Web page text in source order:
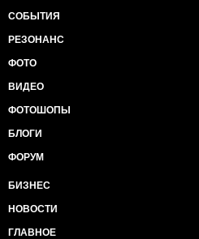
СОБЫТИЯ
РЕЗОНАНС
ФОТО
ВИДЕО
ФОТОШОПЫ
БЛОГИ
ФОРУМ
БИЗНЕС
НОВОСТИ
ГЛАВНОЕ